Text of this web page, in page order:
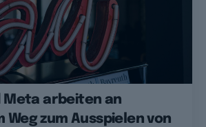
Meta arbeiten an
zum Ausspielen von